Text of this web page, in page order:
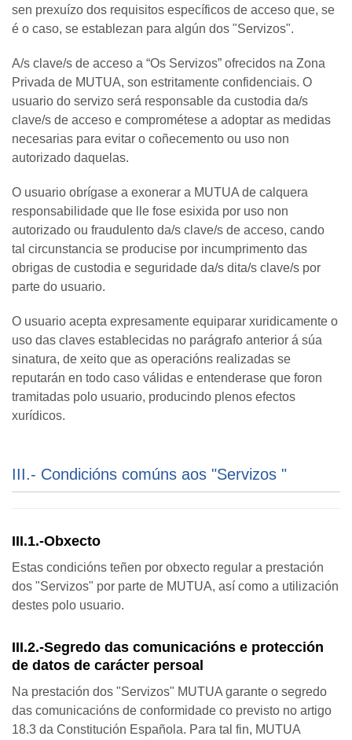
sen prexuízo dos requisitos específicos de acceso que, se
é o caso, se establezan para algún dos "Servizos".
A/s clave/s de acceso a “Os Servizos” ofrecidos na Zona
Privada de MUTUA, son estritamente confidenciais. O
usuario do servizo será responsable da custodia da/s
clave/s de acceso e comprométese a adoptar as medidas
necesarias para evitar o coñecemento ou uso non
autorizado daquelas.
O usuario obrígase a exonerar a MUTUA de calquera
responsabilidade que lle fose esixida por uso non
autorizado ou fraudulento da/s clave/s de acceso, cando
tal circunstancia se producise por incumprimento das
obrigas de custodia e seguridade da/s dita/s clave/s por
parte do usuario.
O usuario acepta expresamente equiparar xuridicamente o
uso das claves establecidas no parágrafo anterior á súa
sinatura, de xeito que as operacións realizadas se
reputarán en todo caso válidas e entenderase que foron
tramitadas polo usuario, producindo plenos efectos
xurídicos.
III.- Condicións comúns aos "Servizos "
III.1.-Obxecto
Estas condicións teñen por obxecto regular a prestación
dos "Servizos" por parte de MUTUA, así como a utilización
destes polo usuario.
III.2.-Segredo das comunicacións e protección
de datos de carácter persoal
Na prestación dos "Servizos" MUTUA garante o segredo
das comunicacións de conformidade co previsto no artigo
18.3 da Constitución Española. Para tal fin, MUTUA